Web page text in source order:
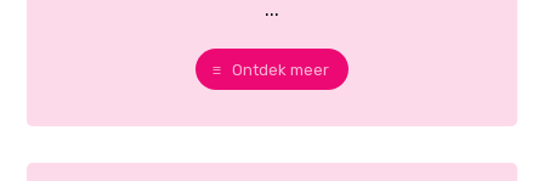
...
Ontdek meer